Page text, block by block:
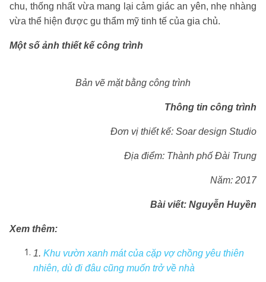
chu, thống nhất vừa mang lại cảm giác an yên, nhẹ nhàng
vừa thể hiện được gu thẩm mỹ tinh tế của gia chủ.
Một số ảnh thiết kế công trình
Bản vẽ mặt bằng công trình
Thông tin công trình
Đơn vị thiết kế: Soar design Studio
Địa điểm: Thành phố Đài Trung
Năm: 2017
Bài viết: Nguyễn Huyền
Xem thêm:
1. Khu vườn xanh mát của cặp vợ chồng yêu thiên
nhiên, dù đi đâu cũng muốn trở về nhà